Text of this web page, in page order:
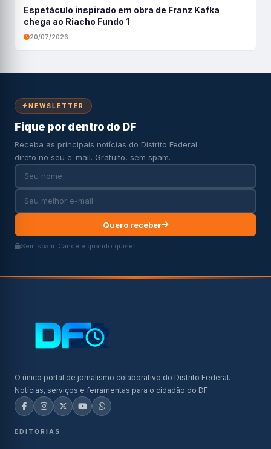
Espetáculo inspirado em obra de Franz Kafka
chega ao Riacho Fundo 1
20/07/2026
NEWSLETTER
Fique por dentro do DF
Receba as principais notícias do Distrito Federal
direto no seu e-mail. Gratuito, sem spam.
Quero receber
Sem spam. Cancele quando quiser.
O único portal de jornalismo colaborativo do Distrito Federal.
Notícias, serviços e ferramentas para o cidadão do DF.
EDITORIAS